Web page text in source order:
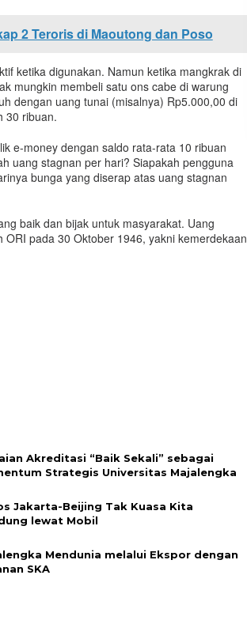
2 Teroris di Maoutong dan Poso
ketika digunakan. Namun ketika mangkrak di
mungkin membeli satu ons cabe di warung
dengan uang tunai (misalnya) Rp5.000,00 di
30 ribuan.
e-money dengan saldo rata-rata 10 ribuan
uang stagnan per hari? Siapakah pengguna
bunga yang diserap atas uang stagnan
baik dan bijak untuk masyarakat. Uang
pada 30 Oktober 1946, yakni kemerdekaan
Akreditasi “Baik Sekali” sebagai
Strategis Universitas Majalengka
Jakarta-Beijing Tak Kuasa Kita
lewat Mobil
Mendunia melalui Ekspor dengan
SKA